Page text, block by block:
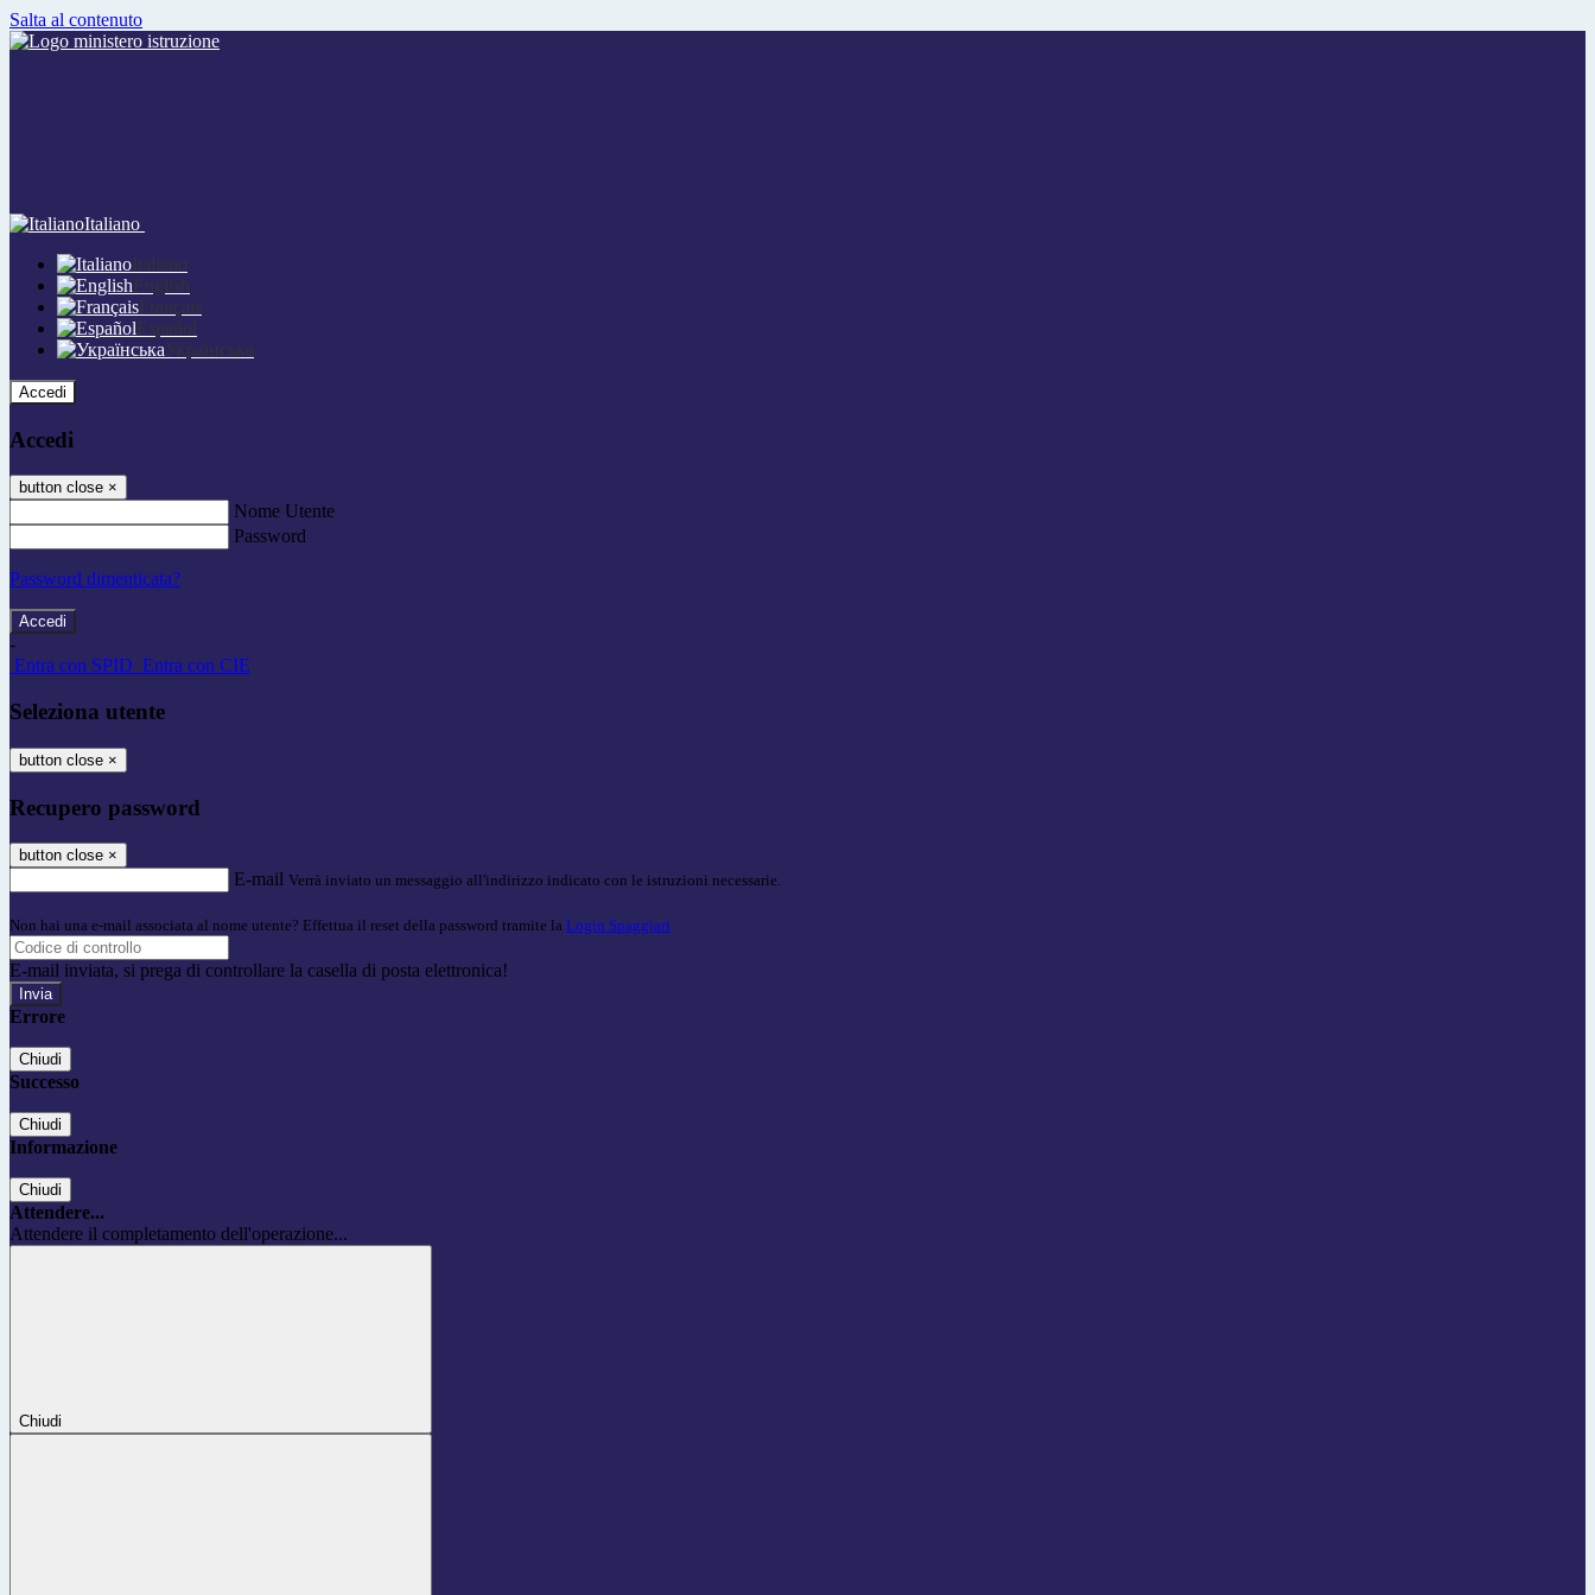
Salta al contenuto
Italiano
Italiano
English
Français
Español
Українська
Accedi
Accedi
button close ×
Nome Utente
Password
Password dimenticata?
-
Entra con SPID Entra con CIE
Seleziona utente
button close ×
Recupero password
button close ×
E-mail Verrà inviato un messaggio all'indirizzo indicato con le istruzioni necessarie.
Non hai una e-mail associata al nome utente? Effettua il reset della password tramite la Login Spaggiari
E-mail inviata, si prega di controllare la casella di posta elettronica!
Errore
Chiudi
Successo
Chiudi
Informazione
Chiudi
Attendere...
Attendere il completamento dell'operazione...
Chiudi